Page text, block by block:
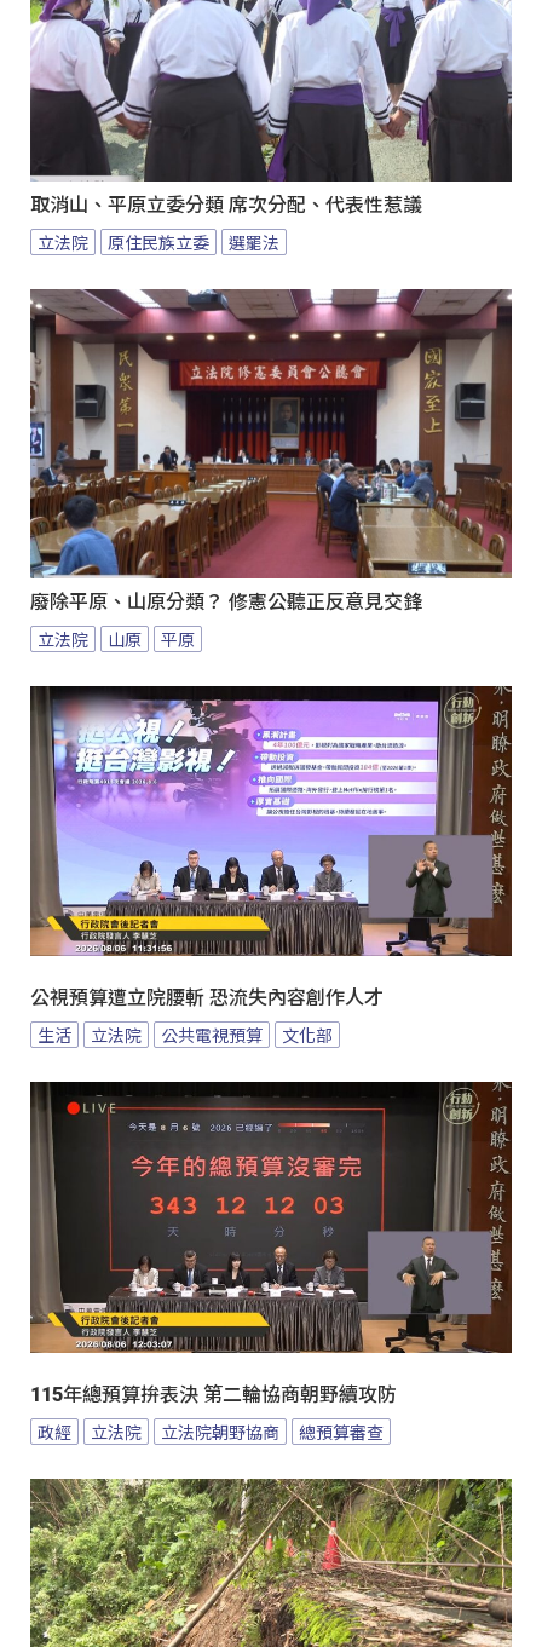
取消山、平原立委分類 席次分配、代表性惹議
立法院 原住民族立委 選罷法
廢除平原、山原分類？ 修憲公聽正反意見交鋒
立法院 山原 平原
公視預算遭立院腰斬 恐流失內容創作人才
生活 立法院 公共電視預算 文化部
115年總預算拚表決 第二輪協商朝野續攻防
政經 立法院 立法院朝野協商 總預算審查